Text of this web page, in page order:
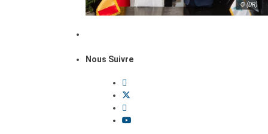
© (DR)
Nous Suivre